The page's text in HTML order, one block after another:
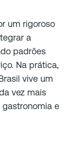
um rigoroso
a
padrões
Na prática,
vive um
vez mais
gastronomia e